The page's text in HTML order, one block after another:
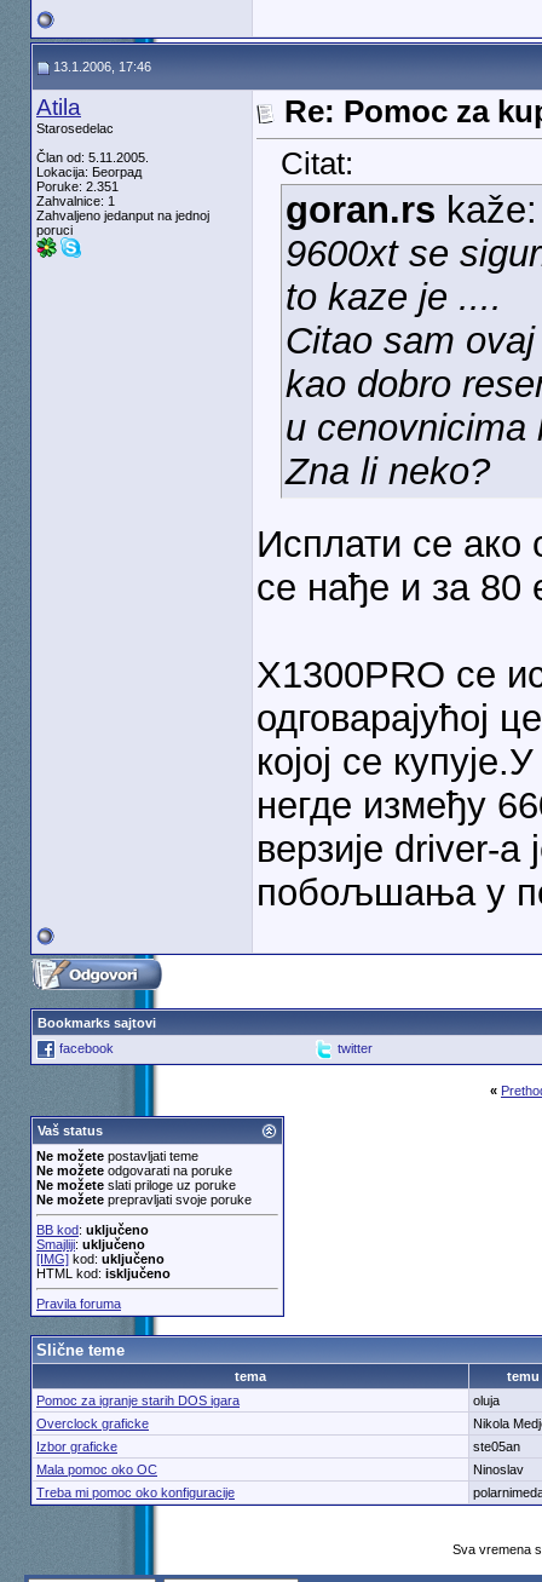
13.1.2006, 17:46
Atila
Starosedelac
Član od: 5.11.2005.
Lokacija: Београд
Poruke: 2.351
Zahvalnice: 1
Zahvaljeno jedanput na jednoj
poruci
Re: Pomoc za
Citat:
goran.rs kaže:
9600xt se
to kaze je ....
Citao sam
kao dobro
u cenovnicima
Zna li neko?
Исплати се ако
се нађе и за 80
X1300PRO се
одговарајућој
којој се
негде између
верзије driver-а
побољшања у
Bookmarks sajtovi
facebook
twitter
«
Vaš status
Ne možetepostavljati teme
Ne možeteodgovarati na poruke
Ne možeteslati priloge uz poruke
Ne možeteprepravljati svoje poruke
BB kod: uključeno
Smajliji: uključeno
[IMG]kod: uključeno
HTML kod: isključeno
Pravila foruma
Slične teme
tema
temu
Pomoc za igranje starih DOS igara
oluja
Overclock graficke
Nikola
Izbor graficke
ste05an
Mala pomoc oko OC
Ninoslav
Treba mi pomoc oko konfiguracije
Sva vremena